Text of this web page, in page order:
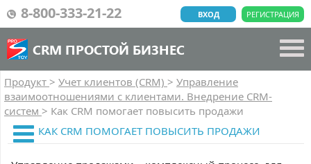
8-800-333-21-22 РЕГИСТРАЦИЯ
ВХОД
CRM ПРОСТОЙ БИЗНЕС
Продукт > Учет клиентов (CRM) > Управление
взаимоотношениями с клиентами. Внедрение CRM-
систем > Как CRM помогает повысить продажи
КАК CRM ПОМОГАЕТ ПОВЫСИТЬ ПРОДАЖИ